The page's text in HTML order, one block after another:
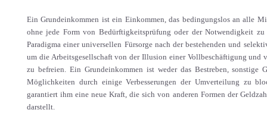
Ein Grundeinkommen ist ein Einkommen, das bedingungslos an alle
ohne jede Form von Bedürftigkeitsprüfung oder der Notwendigkeit
Paradigma einer universellen Fürsorge nach der bestehenden und
um die Arbeitsgesellschaft von der Illusion einer Vollbeschäftigung und
zu befreien. Ein Grundeinkommen ist weder das Bestreben, sonstige
Möglichkeiten durch einige Verbesserungen der Umverteilung zu
garantiert ihm eine neue Kraft, die sich von anderen Formen der
darstellt.